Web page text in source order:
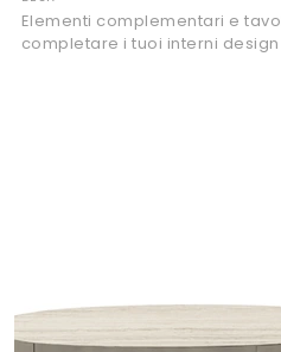
Elementi complementari e
completare i tuoi interni